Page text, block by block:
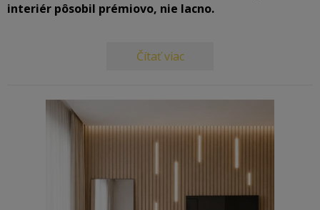
interiér pôsobil prémiovo, nie lacno.
Čítať viac